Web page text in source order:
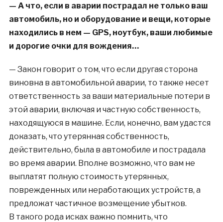
— А что, если в аварии пострадал не только ваш
автомобиль, но и оборудование и вещи, которые
находились в нем — GPS, ноутбук, ваши любимые
и дорогие очки для вождения…
— Закон говорит о том, что если другая сторона
виновна в автомобильной аварии, то также несет
ответственность за ваши материальные потери в
этой аварии, включая и частную собственность,
находящуюся в машине. Если, конечно, вам удастся
доказать, что утерянная собственность,
действительно, была в автомобиле и пострадала
во время аварии. Вполне возможно, что вам не
выплатят полную стоимость утерянных,
поврежденных или неработающих устройств, а
предложат частичное возмещение убытков.
В такого рода исках важно помнить, что